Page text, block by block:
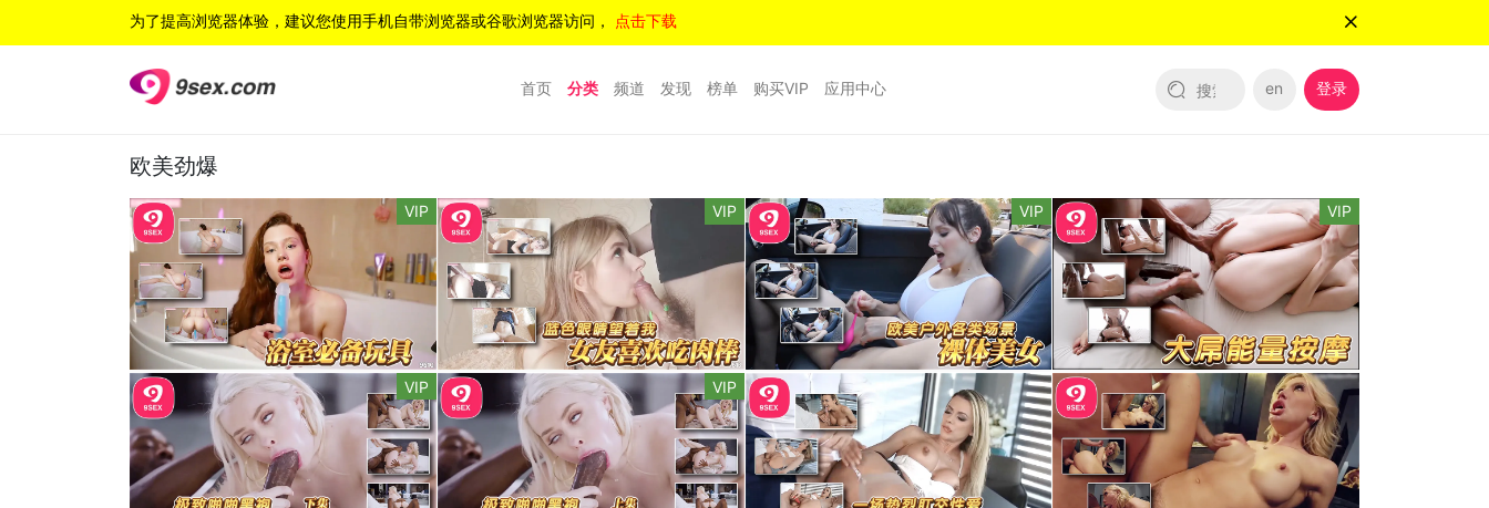
为了提高浏览器体验，建议您使用手机自带浏览器或谷歌浏览器访问， 点击下载
首页 分类 频道 发现 榜单 购买VIP 应用中心 en 登录
欧美劲爆
VIP VIP VIP VIP
VIP VIP